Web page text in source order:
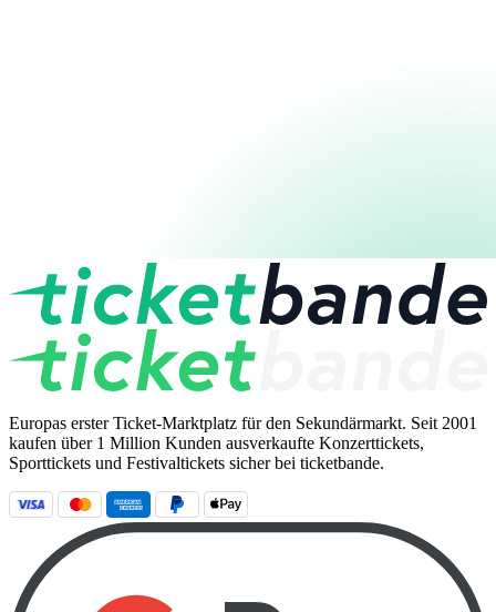
Europas erster Ticket-Marktplatz für den Sekundärmarkt. Seit 2001
kaufen über 1 Million Kunden ausverkaufte Konzerttickets,
Sporttickets und Festivaltickets sicher bei ticketbande.